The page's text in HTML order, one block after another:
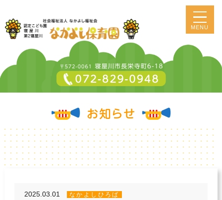
MENU
2025.03.01 なかよしひろば